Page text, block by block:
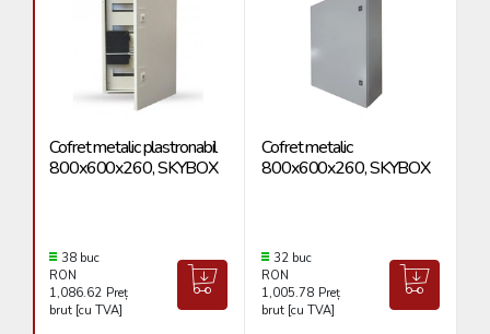
Cofret metalic plastronabil
800x600x260, SKYBOX
38 buc
RON
1,086.62 Preț
brut [cu TVA]
Cofret metalic
800x600x260, SKYBOX
32 buc
RON
1,005.78 Preț
brut [cu TVA]